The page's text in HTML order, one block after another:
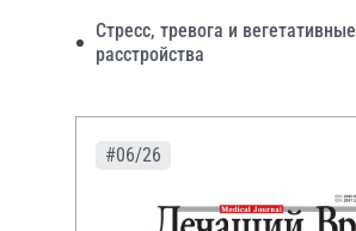
Стресс, тревога и вегетативные
расстройства
#06/26